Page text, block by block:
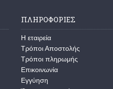
ΠΛΗΡΟΦΟΡΙΕΣ
Η εταιρεία
Τρόποι Αποστολής
Τρόποι πληρωμής
Επικοινωνία
Εγγύηση